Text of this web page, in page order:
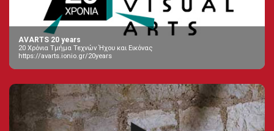
AVARTS 20 years
20 Χρόνια Τμήμα Τεχνών Ήχου και Εικόνας
https://avarts.ionio.gr/20years